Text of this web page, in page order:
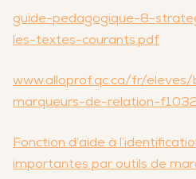
guide-pedagogique-8-
les-textes-courants.pdf
www.alloprof.qc.ca/fr/
marqueurs-de-relation-
Fonction d’aide à
importantes par outils de